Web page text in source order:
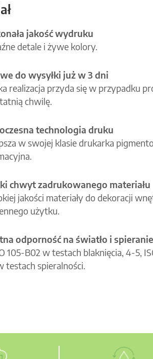
jakość wydruku
detale i żywe kolory.
do wysyłki już w 3 dni
realizacja przyda się w przypadku
chwilę.
technologia druku
w swojej klasie drukarka
chwyt zadrukowanego materiału
jakości materiały do dekoracji
użytku.
odporność na światło i spieranie
105-B02 w testach blaknięcia, 4-5,
testach spieralności.